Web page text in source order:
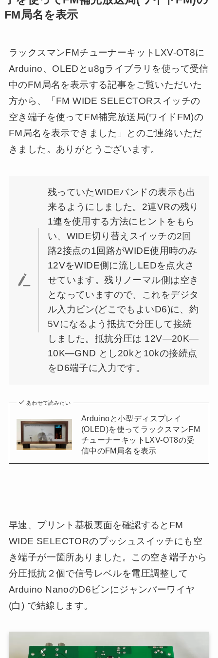
FM局名を表示
ラックスマンFMチューナーキットLXV-OT8に
Arduino、OLEDとu8gライブラリを使って受信
中のFM局名を表示する記事をご覧いただいた
方から、「FM WIDE SELECTORスイッチの
空き端子を使ってFM補完放送局(ワイドFM)の
FM局名を表示できました」とのご連絡いただ
きました。ありがとうございます。
残っていたWIDEバンドの表示も出
来るようにしました。2連VRの残り
1連を使用する方法にヒントをもら
い、WIDE切り替えスイッチの2回
路2接点の1回路がWIDE使用時のみ
12VをWIDE側に流しLEDを点火さ
せています。残りノーマル側は空き
となっていますので、これをデジタ
ル入力ピン(どこでもよいD6)に、約
5Vになるよう抵抗で分圧して接続
しました。抵抗分圧は 12V—20K—
10K—GND とし20kと10kの接続点
をD6端子に入力です。
あわせて読みたい
Arduinoと小型ディスプレイ
(OLED)を使ってラックスマンFM
チューナーキットLXV-OT8の受
信中のFM局名を表示
早速、プリント基板裏面を確認するとFM
WIDE SELECTORのプッシュスイッチにも空
き端子が一箇所ありました。この空き端子から
分圧抵抗２個で信号レベルを電圧調整して
Arduino NanoのD6ピンにジャンパーワイヤ
(白) で結線します。